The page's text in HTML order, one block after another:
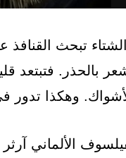
تبحث القنافذ
بالحذر. فتبتعد
وهكذا تدور
الألماني